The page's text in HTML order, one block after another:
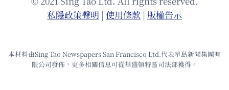
私隱政策聲明 | 使⽤條款 | 版權告⽰
本材料由Sing Tao Newspapers San Francisco Ltd.代表星島新聞集團有
限公司發佈，更多相關信息可從華盛頓特區司法部獲得。